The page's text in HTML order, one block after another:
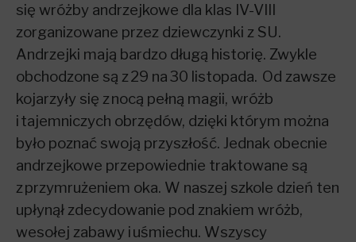
się wróżby andrzejkowe dla klas IV-VIII
zorganizowane przez dziewczynki z SU.
Andrzejki mają bardzo długą historię. Zwykle
obchodzone są z 29 na 30 listopada. Od zawsze
kojarzyły się z nocą pełną magii, wróżb
i tajemniczych obrzędów, dzięki którym można
było poznać swoją przyszłość. Jednak obecnie
andrzejkowe przepowiednie traktowane są
z przymrużeniem oka. W naszej szkole dzień ten
upłynął zdecydowanie pod znakiem wróżb,
wesołej zabawy i uśmiechu. Wszyscy